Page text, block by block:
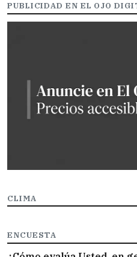
PUBLICIDAD EN EL OJO
CLIMA
ENCUESTA